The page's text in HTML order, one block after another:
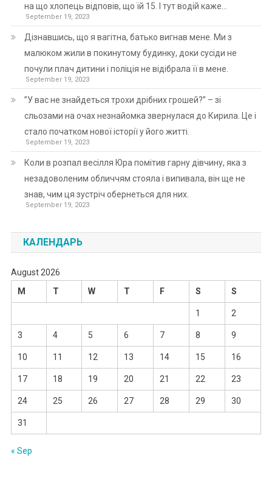
на що хлопець відповів, що їй 15. І тут водій каже…
September 19, 2023
Дізнавшись, що я вагітна, батько вигнав мене. Ми з
малюком жили в покинутому будинку, доки сусіди не
почули плач дитини і поліція не відібрала її в мене.
September 19, 2023
”У вас не знайдеться трохи дрібних грошей?” – зі
сльозами на очах незнайомка звернулася до Кирила. Це і
стало початком нової історії у його житті.
September 19, 2023
Коли в розпал весілля Юра помітив гарну дівчину, яка з
незадоволеним обличчям стояла і випивала, він ще не
знав, чим ця зустріч обернеться для них.
September 19, 2023
КАЛЕНДАРЬ
August 2026
M
T W T F S S
1 2
3 4 5 6 7 8 9
10 11 12 13 14 15 16
17 18 19 20 21 22 23
24 25 26 27 28 29 30
31
« Sep